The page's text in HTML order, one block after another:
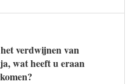
verdwijnen van
wat heeft u eraan